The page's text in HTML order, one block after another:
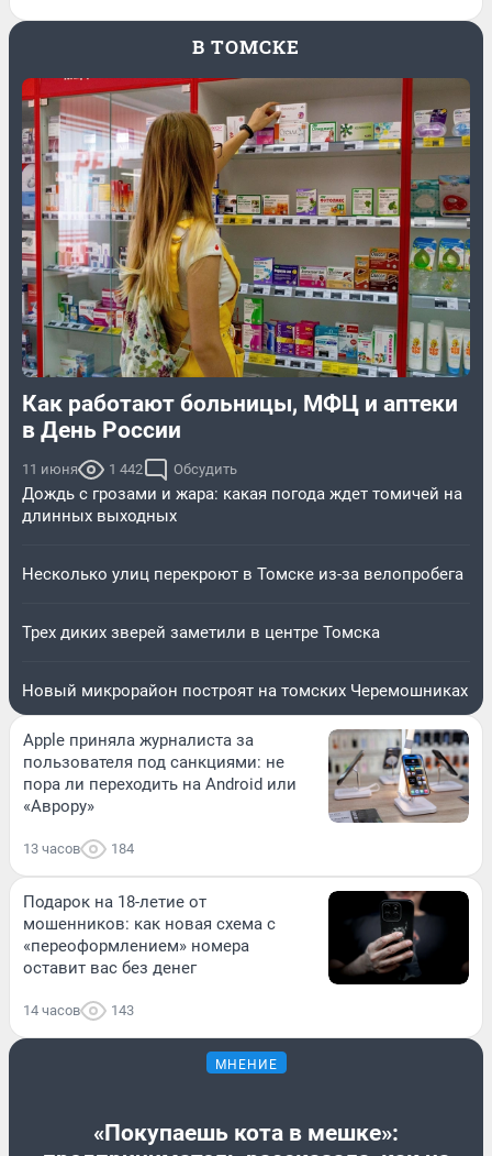
В ТОМСКЕ
Как работают больницы, МФЦ и аптеки
в День России
11 июня 1 442 Обсудить
Дождь с грозами и жара: какая погода ждет томичей на
длинных выходных
Несколько улиц перекроют в Томске из-за велопробега
Трех диких зверей заметили в центре Томска
Новый микрорайон построят на томских Черемошниках
Apple приняла журналиста за
пользователя под санкциями: не
пора ли переходить на Android или
«Аврору»
13 часов 184
Подарок на 18-летие от
мошенников: как новая схема с
«переоформлением» номера
оставит вас без денег
14 часов 143
МНЕНИЕ
«Покупаешь кота в мешке»: